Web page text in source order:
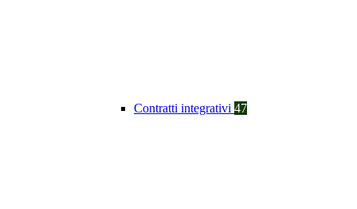
Contratti integrativi 47